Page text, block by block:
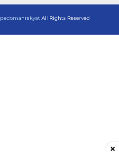
pedomanrakyat All Rights Reserved
×